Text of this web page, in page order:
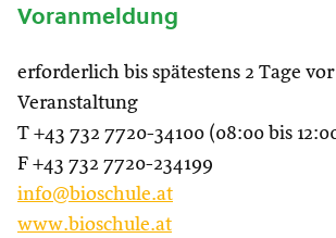
Voranmeldung
erforderlich bis spätestens 2 Tage
Veranstaltung
T +43 732 7720-34100 (08:00 bis
F +43 732 7720-234199
info@bioschule.at
www.bioschule.at